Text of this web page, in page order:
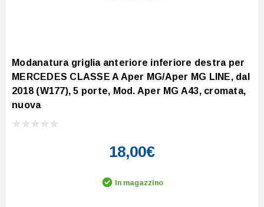
Modanatura griglia anteriore inferiore destra per
MERCEDES CLASSE A Aper MG/Aper MG LINE, dal
2018 (W177), 5 porte, Mod. Aper MG A43, cromata,
nuova
18,00€
In magazzino